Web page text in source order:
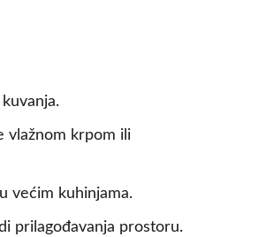
vlažnom krpom ili
većim kuhinjama.
prilagođavanja prostoru.